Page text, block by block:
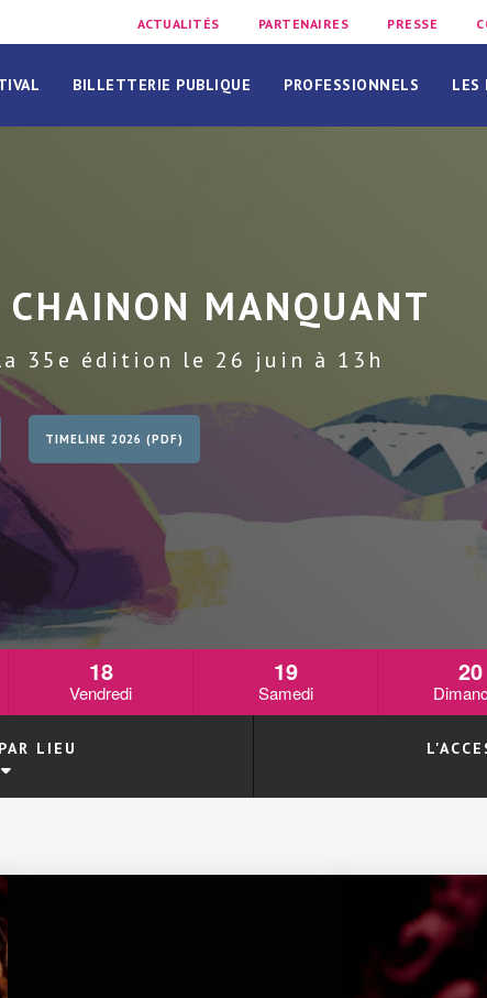
ACTUALITÉS PARTENAIRES PRESSE
BILLETTERIE PUBLIQUE PROFESSIONNELS LES
MANQUANT
35e édition le 26 juin à 13h
TIMELINE 2026 (PDF)
18
Vendredi
19
Samedi
20
LIEU